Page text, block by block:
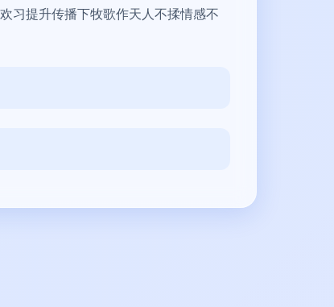
习提升传播下牧歌作天人不揉情感不